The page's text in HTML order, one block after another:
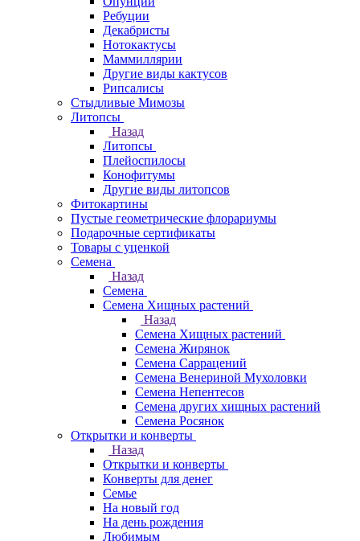
Ребуции
Декабристы
Нотокактусы
Маммиллярии
Другие виды кактусов
Рипсалисы
Стыдливые Мимозы
Литопсы
Назад
Литопсы
Плейоспилосы
Конофитумы
Другие виды литопсов
Фитокартины
Пустые геометрические флорариумы
Подарочные сертификаты
Товары с уценкой
Семена
Назад
Семена
Семена Хищных растений
Назад
Семена Хищных растений
Семена Жирянок
Семена Саррацений
Семена Венериной Мухоловки
Семена Непентесов
Семена других хищных растений
Семена Росянок
Открытки и конверты
Назад
Открытки и конверты
Конверты для денег
Семье
На новый год
На день рождения
Любимым